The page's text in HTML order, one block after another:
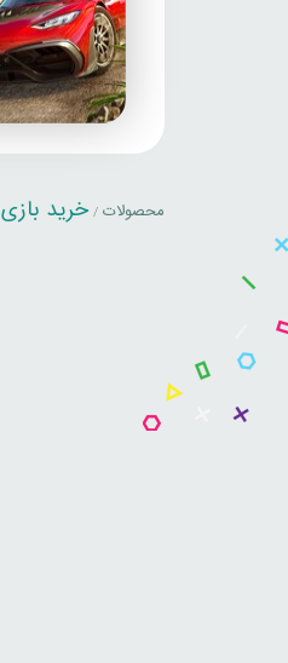
محصولات / خرید بازی Forza horizon 5